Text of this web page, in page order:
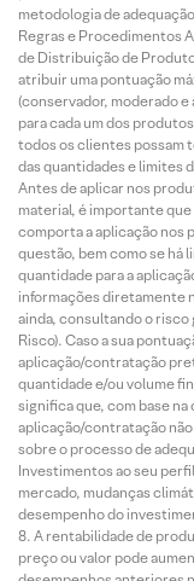
metodologia de
Regras e Procedimentos
de Distribuição de
atribuir uma pontuação
(conservador, moderado
para cada um dos
todos os clientes possam
das quantidades e limites
Antes de aplicar nos
material, é importante
comporta a aplicação nos
questão, bem como se há
quantidade para a
informações diretamente
ainda, consultando o risco
Risco). Caso a sua
aplicação/contratação
quantidade e/ou volume
significa que, com base
aplicação/contratação não
sobre o processo de
Investimentos ao seu
mercado, mudanças
desempenho do
A rentabilidade de
preço ou valor pode